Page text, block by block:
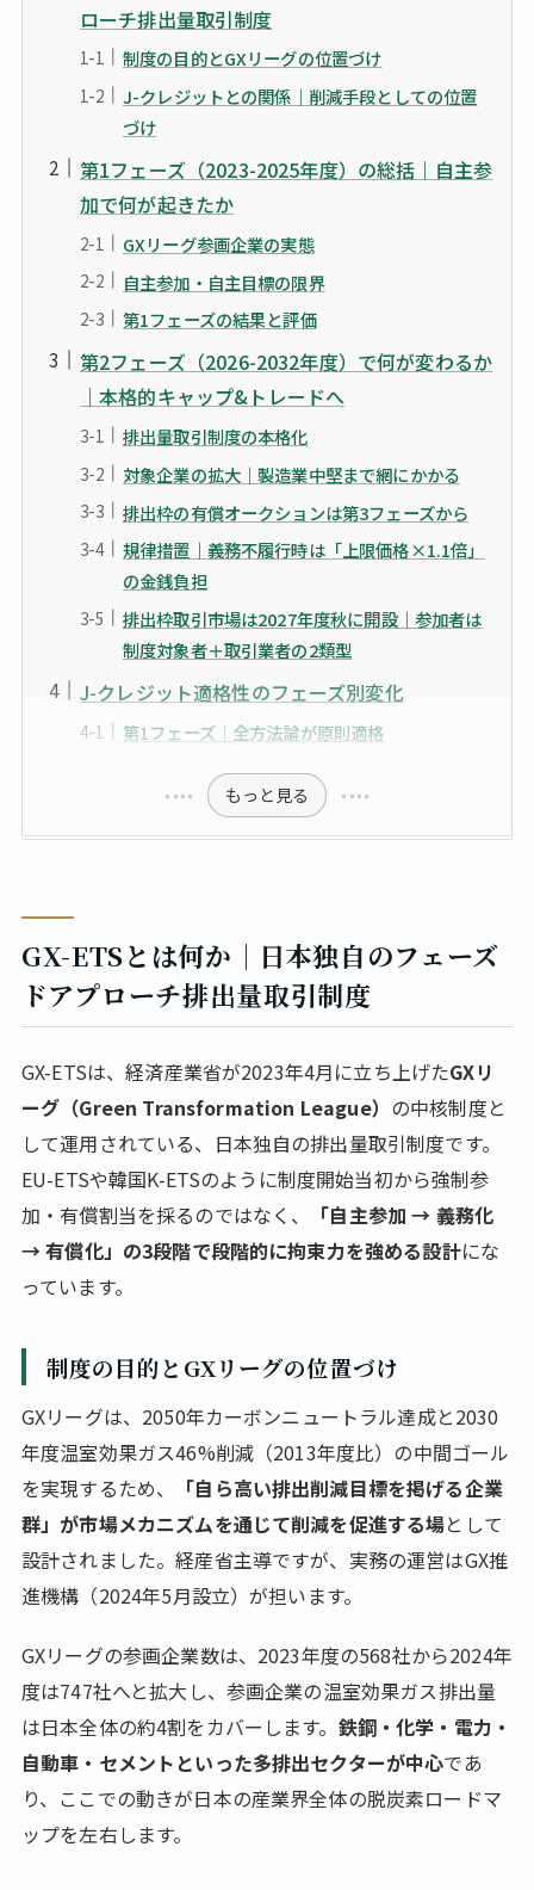
ローチ排出量取引制度
制度の目的とGXリーグの位置づけ
J-クレジットとの関係｜削減手段としての位置
づけ
第1フェーズ（2023-2025年度）の総括｜自主参
加で何が起きたか
GXリーグ参画企業の実態
自主参加・自主目標の限界
第1フェーズの結果と評価
第2フェーズ（2026-2032年度）で何が変わるか
｜本格的キャップ&トレードへ
排出量取引制度の本格化
対象企業の拡大｜製造業中堅まで網にかかる
排出枠の有償オークションは第3フェーズから
規律措置｜義務不履行時は「上限価格×1.1倍」
の金銭負担
排出枠取引市場は2027年度秋に開設｜参加者は
制度対象者＋取引業者の2類型
J-クレジット適格性のフェーズ別変化
第1フェーズ｜全方法論が原則適格
もっと見る
GX-ETSとは何か｜日本独自のフェーズ
ドアプローチ排出量取引制度
GX-ETSは、経済産業省が2023年4月に立ち上げたGXリ
ーグ（Green Transformation League） の中核制度と
して運用されている、日本独自の排出量取引制度です。
EU-ETSや韓国K-ETSのように制度開始当初から強制参
加・有償割当を採るのではなく、
「自主参加 → 義務化
→ 有償化」の3段階で段階的に拘束力を強める設計にな
っています。
制度の目的とGXリーグの位置づけ
GXリーグは、2050年カーボンニュートラル達成と2030
年度温室効果ガス46%削減（2013年度比）の中間ゴール
を実現するため、
「自ら高い排出削減目標を掲げる企業
群」が市場メカニズムを通じて削減を促進する場として
設計されました。経産省主導ですが、実務の運営はGX推
進機構（2024年5月設立）が担います。
GXリーグの参画企業数は、2023年度の568社から2024年
度は747社へと拡大し、参画企業の温室効果ガス排出量
は日本全体の約4割をカバーします。 鉄鋼・化学・電力・
自動車・セメントといった多排出セクターが中心であ
り、ここでの動きが日本の産業界全体の脱炭素ロードマ
ップを左右します。